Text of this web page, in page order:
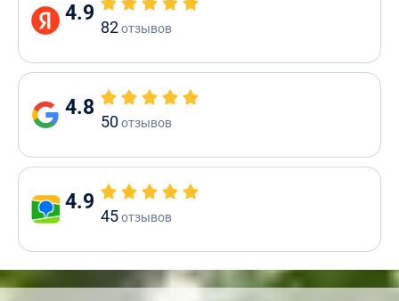
4.9
82отзывов
4.8
50отзывов
4.9
45отзывов